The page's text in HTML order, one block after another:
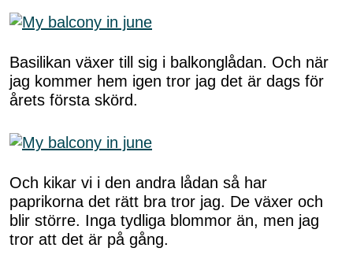
Basilikan växer till sig i balkonglådan. Och när
jag kommer hem igen tror jag det är dags för
årets första skörd.
Och kikar vi i den andra lådan så har
paprikorna det rätt bra tror jag. De växer och
blir större. Inga tydliga blommor än, men jag
tror att det är på gång.